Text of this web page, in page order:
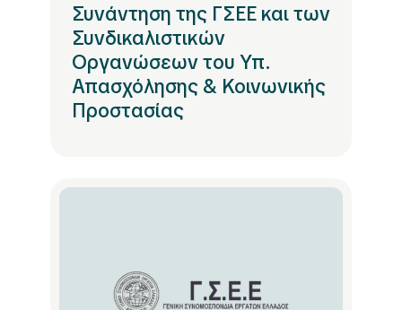
Συνάντηση της ΓΣΕΕ και των
Συνδικαλιστικών
Οργανώσεων του Υπ.
Απασχόλησης & Κοινωνικής
Προστασίας